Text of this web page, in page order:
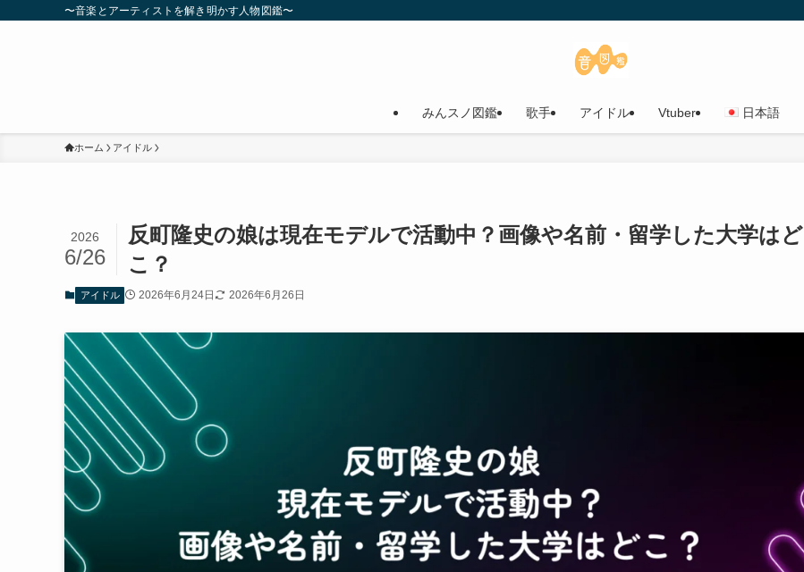
〜音楽とアーティストを解き明かす人物図鑑〜
みんスノ図鑑 歌手 アイドル Vtuber 日本語
ホーム アイドル
反町隆史の娘は現在モデルで活動中？画像や名前・留学した大学はど
こ？
2026
6/26
アイドル 2026年6月24日 2026年6月26日